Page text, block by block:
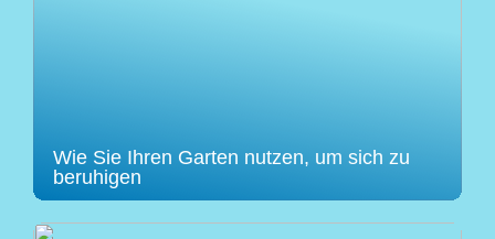
Wie Sie Ihren Garten nutzen, um sich zu
beruhigen